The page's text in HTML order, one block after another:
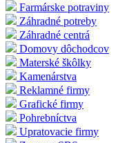
Farmárske potraviny
Záhradné potreby
Záhradné centrá
Domovy dôchodcov
Materské škôlky
Kamenárstva
Reklamné firmy
Grafické firmy
Pohrebníctva
Upratovacie firmy